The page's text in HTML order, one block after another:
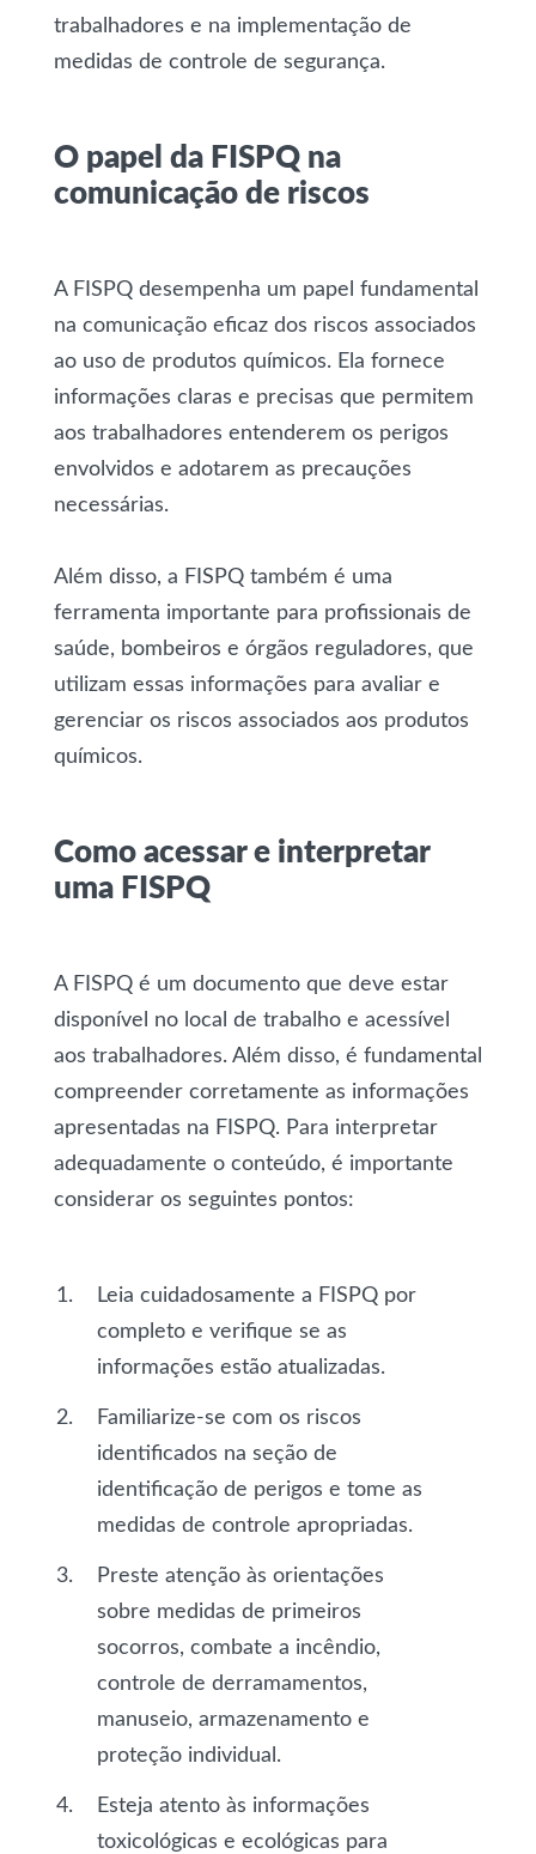
trabalhadores e na implementação de
medidas de controle de segurança.
O papel da FISPQ na
comunicação de riscos
A FISPQ desempenha um papel fundamental
na comunicação eficaz dos riscos associados
ao uso de produtos químicos. Ela fornece
informações claras e precisas que permitem
aos trabalhadores entenderem os perigos
envolvidos e adotarem as precauções
necessárias.
Além disso, a FISPQ também é uma
ferramenta importante para profissionais de
saúde, bombeiros e órgãos reguladores, que
utilizam essas informações para avaliar e
gerenciar os riscos associados aos produtos
químicos.
Como acessar e interpretar
uma FISPQ
A FISPQ é um documento que deve estar
disponível no local de trabalho e acessível
aos trabalhadores. Além disso, é fundamental
compreender corretamente as informações
apresentadas na FISPQ. Para interpretar
adequadamente o conteúdo, é importante
considerar os seguintes pontos:
Leia cuidadosamente a FISPQ por
completo e verifique se as
informações estão atualizadas.
Familiarize-se com os riscos
identificados na seção de
identificação de perigos e tome as
medidas de controle apropriadas.
Preste atenção às orientações
sobre medidas de primeiros
socorros, combate a incêndio,
controle de derramamentos,
manuseio, armazenamento e
proteção individual.
Esteja atento às informações
toxicológicas e ecológicas para